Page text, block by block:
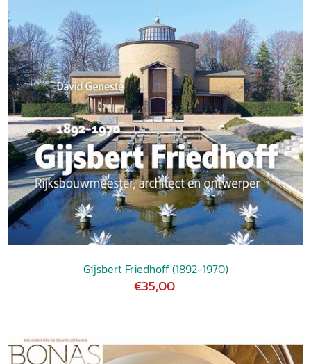
Gijsbert Friedhoff (1892-1970)
€35,00